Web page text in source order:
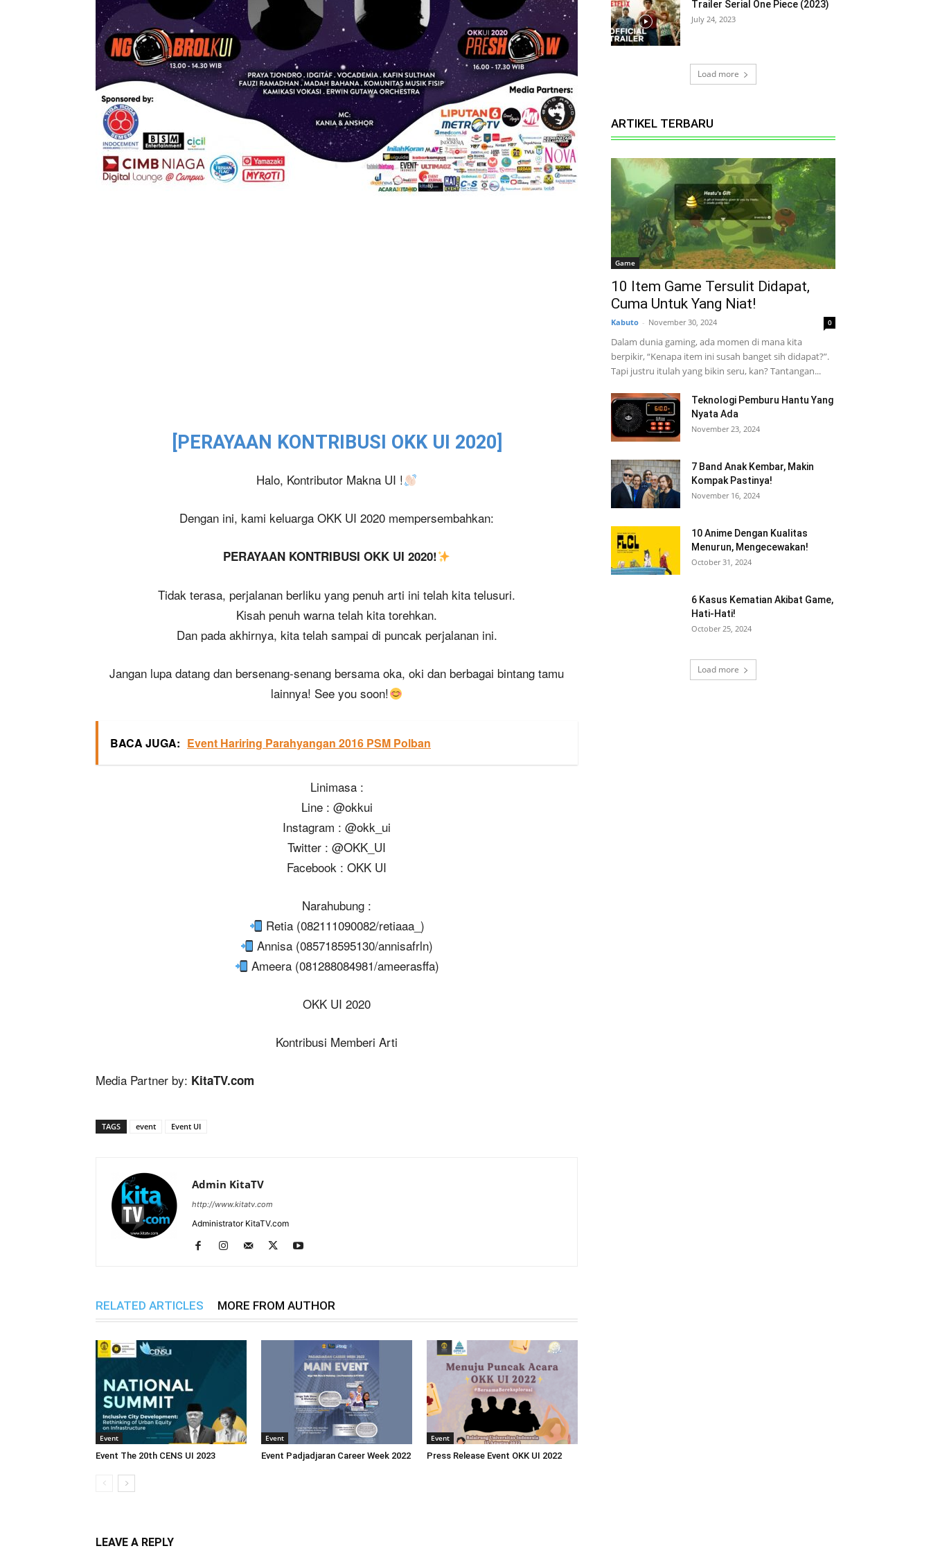
[PERAYAAN KONTRIBUSI OKK UI 2020]
Halo, Kontributor Makna UI !
Dengan ini, kami keluarga OKK UI 2020 mempersembahkan:
PERAYAAN KONTRIBUSI OKK UI 2020!
Tidak terasa, perjalanan berliku yang penuh arti ini telah kita telusuri.
Kisah penuh warna telah kita torehkan.
Dan pada akhirnya, kita telah sampai di puncak perjalanan ini.
Jangan lupa datang dan bersenang-senang bersama oka, oki dan berbagai bintang tamu
lainnya! See you soon!
BACA JUGA: Event Hariring Parahyangan 2016 PSM Polban
Linimasa :
Line : @okkui
Instagram : @okk_ui
Twitter : @OKK_UI
Facebook : OKK UI
Narahubung :
Retia (082111090082/retiaaa_)
Annisa (085718595130/annisafrln)
Ameera (081288084981/ameerasffa)
OKK UI 2020
Kontribusi Memberi Arti
Media Partner by: KitaTV.com
TAGS event Event UI
Admin KitaTV
http://www.kitatv.com
Administrator KitaTV.com
RELATED ARTICLES MORE FROM AUTHOR
Event
Event The 20th CENS UI 2023
Event
Event Padjadjaran Career Week 2022
Event
Press Release Event OKK UI 2022
LEAVE A REPLY
Trailer Serial One Piece (2023)
July 24, 2023
Load more
ARTIKEL TERBARU
Game
10 Item Game Tersulit Didapat,
Cuma Untuk Yang Niat!
Kabuto - November 30, 2024 0
Dalam dunia gaming, ada momen di mana kita
berpikir, “Kenapa item ini susah banget sih didapat?”.
Tapi justru itulah yang bikin seru, kan? Tantangan...
Teknologi Pemburu Hantu Yang
Nyata Ada
November 23, 2024
7 Band Anak Kembar, Makin
Kompak Pastinya!
November 16, 2024
10 Anime Dengan Kualitas
Menurun, Mengecewakan!
October 31, 2024
6 Kasus Kematian Akibat Game,
Hati-Hati!
October 25, 2024
Load more